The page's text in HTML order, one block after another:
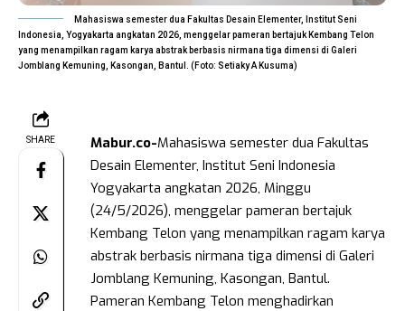
Mahasiswa semester dua Fakultas Desain Elementer, Institut Seni
Indonesia, Yogyakarta angkatan 2026, menggelar pameran bertajuk Kembang Telon
yang menampilkan ragam karya abstrak berbasis nirmana tiga dimensi di Galeri
Jomblang Kemuning, Kasongan, Bantul. (Foto: Setiaky A Kusuma)
SHARE Mabur.co-Mahasiswa semester dua Fakultas
Desain Elementer, Institut Seni Indonesia
Yogyakarta angkatan 2026, Minggu
(24/5/2026), menggelar pameran bertajuk
Kembang Telon yang menampilkan ragam karya
abstrak berbasis nirmana tiga dimensi di Galeri
Jomblang Kemuning, Kasongan, Bantul.
Pameran Kembang Telon menghadirkan